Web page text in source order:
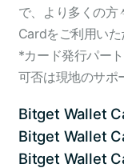
で、より多くの方
Cardをご利用いた
*カード発行パー
可否は現地のサポ
Bitget Wallet
Bitget Wallet
Bitget Wallet